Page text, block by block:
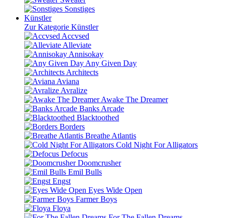
Sonstiges
Künstler
Zur Kategorie Künstler
Accvsed
Alleviate
Annisokay
Any Given Day
Architects
Aviana
Avralize
Awake The Dreamer
Banks Arcade
Blacktoothed
Borders
Breathe Atlantis
Cold Night For Alligators
Defocus
Doomcrusher
Emil Bulls
Engst
Eyes Wide Open
Farmer Boys
Floya